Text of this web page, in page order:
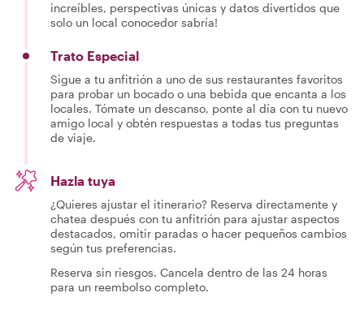
increíbles, perspectivas únicas y datos divertidos que
solo un local conocedor sabría!
Trato Especial
Sigue a tu anfitrión a uno de sus restaurantes favoritos
para probar un bocado o una bebida que encanta a los
locales. Tómate un descanso, ponte al día con tu nuevo
amigo local y obtén respuestas a todas tus preguntas
de viaje.
Hazla tuya
¿Quieres ajustar el itinerario? Reserva directamente y
chatea después con tu anfitrión para ajustar aspectos
destacados, omitir paradas o hacer pequeños cambios
según tus preferencias.
Reserva sin riesgos. Cancela dentro de las 24 horas
para un reembolso completo.